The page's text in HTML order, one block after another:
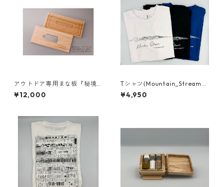
アウトドア専用まな板『秘境
で使うCutting board』【プ
レミアム】
¥12,000
Tシャツ(Mountain_Stream_
Kiryu)
¥4,950